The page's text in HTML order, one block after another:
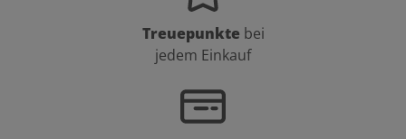
Treuepunkte bei
jedem Einkauf